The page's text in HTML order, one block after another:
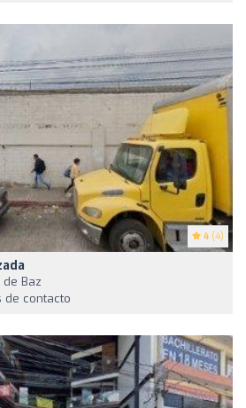
4 (4)
Baz
de contacto